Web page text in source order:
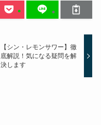
【シン・レモンサワー】徹
底解説！気になる疑問を解
決します